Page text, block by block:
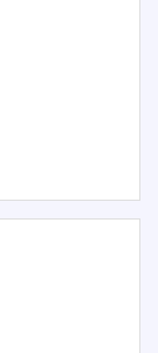
du Centre de